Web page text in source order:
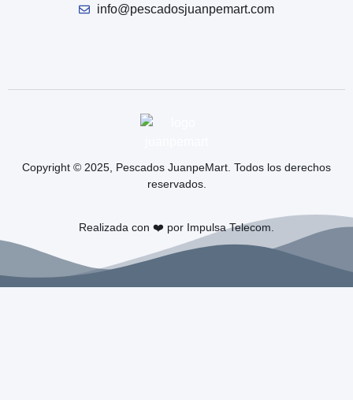
info@pescadosjuanpemart.com
Copyright © 2025, Pescados JuanpeMart. Todos los derechos
reservados.
Realizada con ❤️ por Impulsa Telecom.